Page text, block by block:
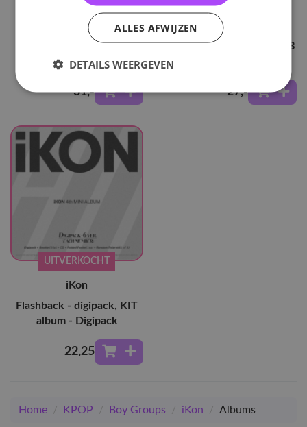
Waterfall
31,-
iKon
Flashback - Photobook - B
27,-
UITVERKOCHT
iKon
Flashback - digipack, KIT
album - Digipack
22,25
Home / KPOP / Boy Groups / iKon / Albums
ALLES AFWIJZEN
DETAILS WEERGEVEN